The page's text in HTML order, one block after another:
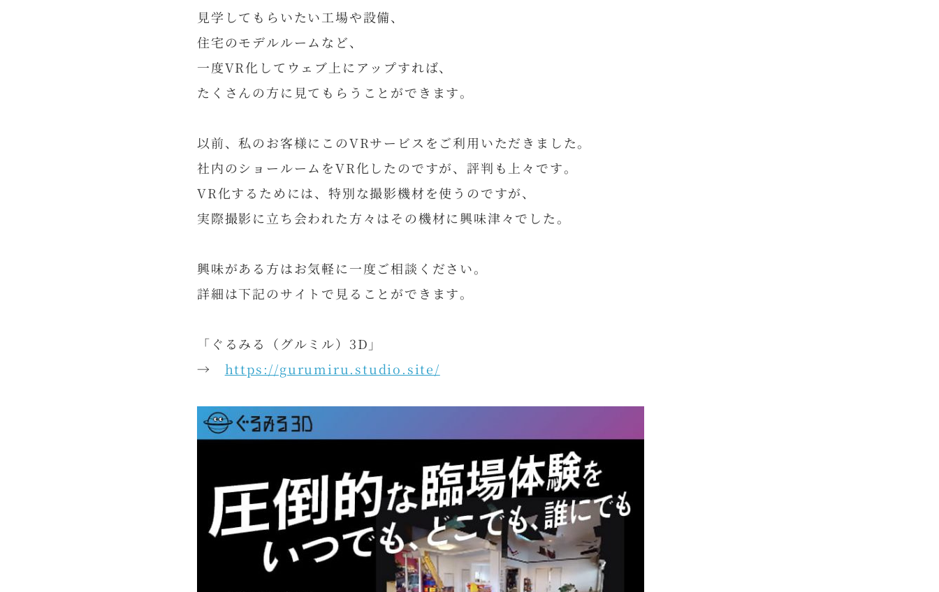
見学してもらいたい工場や設備、
住宅のモデルルームなど、
一度VR化してウェブ上にアップすれば、
たくさんの方に見てもらうことができます。
以前、私のお客様にこのVRサービスをご利用いただきました。
社内のショールームをVR化したのですが、評判も上々です。
VR化するためには、特別な撮影機材を使うのですが、
実際撮影に立ち会われた方々はその機材に興味津々でした。
興味がある方はお気軽に一度ご相談ください。
詳細は下記のサイトで見ることができます。
「ぐるみる（グルミル）3D」
→ https://gurumiru.studio.site/